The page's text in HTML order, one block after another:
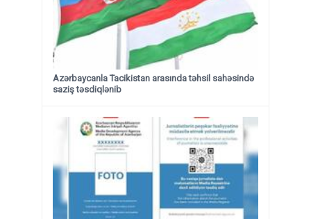
Azərbaycanla Tacikistan arasında təhsil sahəsində
saziş təsdiqlənib